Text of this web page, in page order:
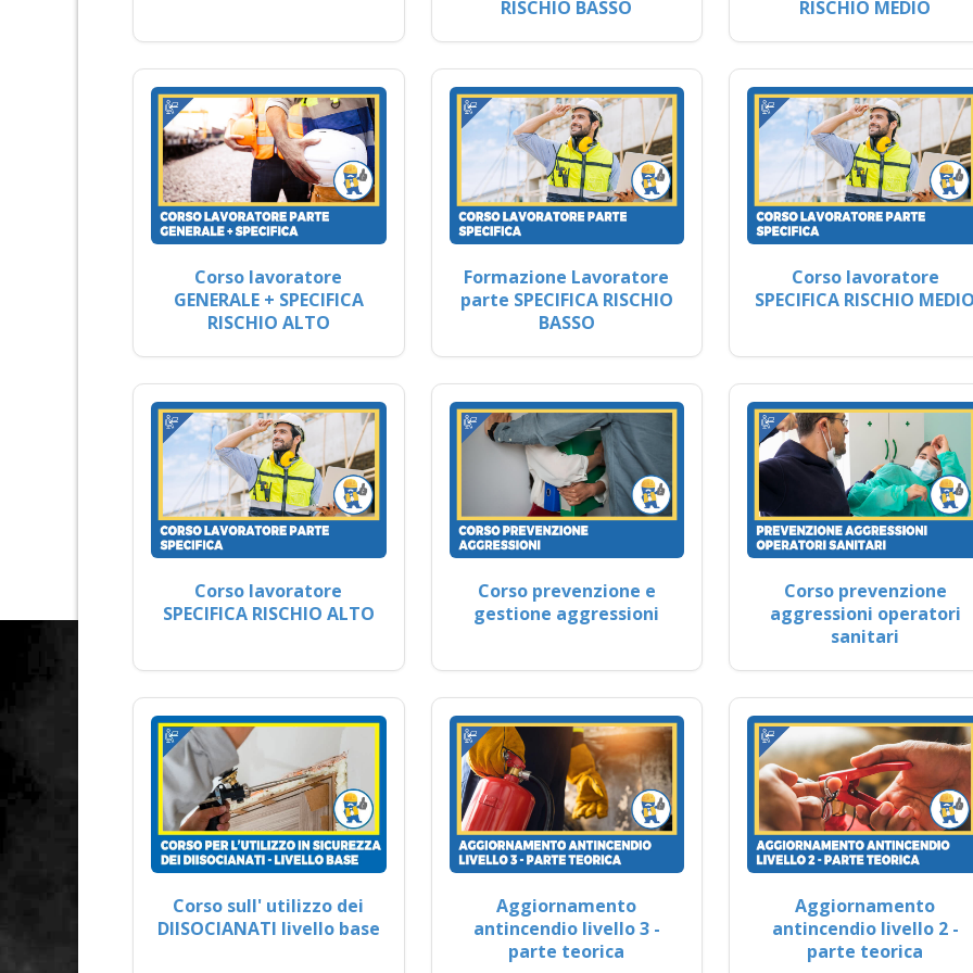
RISCHIO BASSO RISCHIO MEDIO
Corso lavoratore
GENERALE + SPECIFICA
RISCHIO ALTO
Formazione Lavoratore
parte SPECIFICA RISCHIO
BASSO
Corso lavoratore
SPECIFICA RISCHIO
Corso lavoratore
SPECIFICA RISCHIO ALTO
Corso prevenzione e
gestione aggressioni
Corso prevenzione
aggressioni operatori
sanitari
Corso sull' utilizzo dei
DIISOCIANATI livello base
Aggiornamento
antincendio livello 3 -
parte teorica
Aggiornamento
antincendio livello 2 -
parte teorica